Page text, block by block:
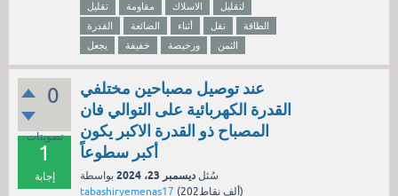
تقليل مقاومة الاسلاك
لتقليل
القدرة
الضائعة أثناء نقل
الطاقة
يجعل
خفيفة ورخيصة الثمن
0
تصويتات
1
إجابة
عند توصيل مصباحين مختلفي
القدرة الكهربائية على التوالي فان
المصباح ذو القدرة الاكبر يكون
أكبر سطوعاً
سُئل ديسمبر 23، 2024
بواسطة
tabashiryemenas17 ( 202ألف نقاط)